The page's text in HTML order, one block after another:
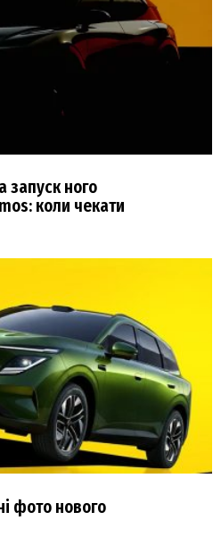
запуск ного
коли чекати
фото нового